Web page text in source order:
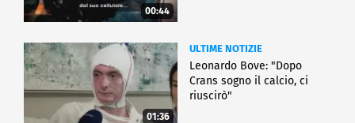
00:44
01:36
ULTIME NOTIZIE
Leonardo Bove: "Dopo
Crans sogno il calcio, ci
riuscirò"